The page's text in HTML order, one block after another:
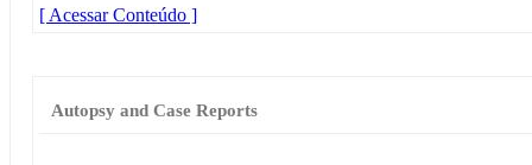
[ Acessar Conteúdo ]
Autopsy and Case Reports